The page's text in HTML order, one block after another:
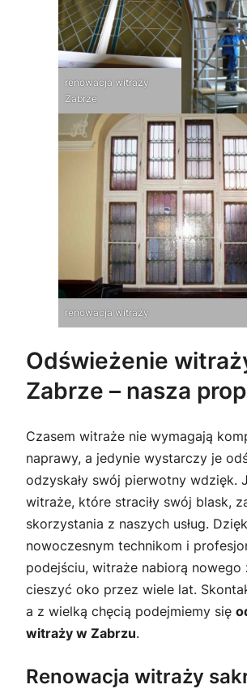
renowacja witraży
Zabrze
renowacja witraży
Odświeżenie
Zabrze – nasza
Czasem witraże nie wymagają
naprawy, a jedynie wystarczy je
odzyskały swój pierwotny wdzięk.
witraże, które straciły swój blask,
skorzystania z naszych usług.
nowoczesnym technikom i
podejściu, witraże nabiorą nowego
cieszyć oko przez wiele lat.
a z wielką chęcią podejmiemy się
witraży w Zabrzu.
Renowacja witraży